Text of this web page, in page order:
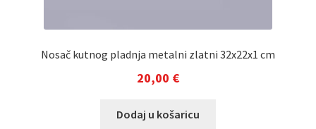
Nosač kutnog pladnja metalni zlatni 32x22x1 cm
20,00 €
Dodaj u košaricu